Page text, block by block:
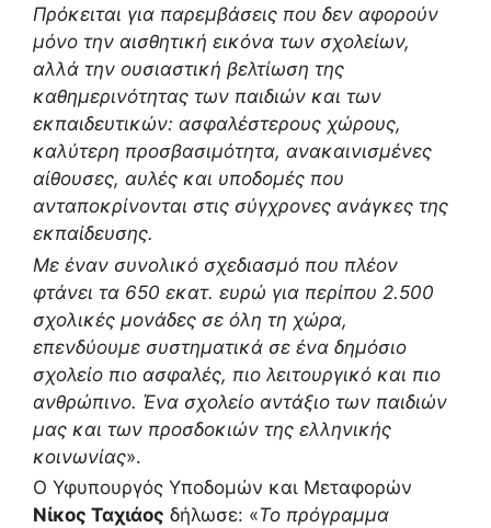
Πρόκειται για παρεμβάσεις που δεν αφορούν
μόνο την αισθητική εικόνα των σχολείων,
αλλά την ουσιαστική βελτίωση της
καθημερινότητας των παιδιών και των
εκπαιδευτικών: ασφαλέστερους χώρους,
καλύτερη προσβασιμότητα, ανακαινισμένες
αίθουσες, αυλές και υποδομές που
ανταποκρίνονται στις σύγχρονες ανάγκες της
εκπαίδευσης.
Με έναν συνολικό σχεδιασμό που πλέον
φτάνει τα 650 εκατ. ευρώ για περίπου 2.500
σχολικές μονάδες σε όλη τη χώρα,
επενδύουμε συστηματικά σε ένα δημόσιο
σχολείο πιο ασφαλές, πιο λειτουργικό και πιο
ανθρώπινο. Ένα σχολείο αντάξιο των παιδιών
μας και των προσδοκιών της ελληνικής
κοινωνίας».
Ο Υφυπουργός Υποδομών και Μεταφορών
Νίκος Ταχιάος δήλωσε: «Το πρόγραμμα